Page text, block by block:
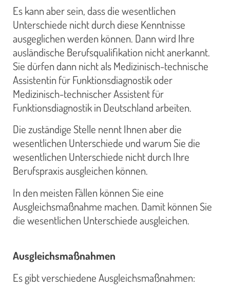
Es kann aber sein, dass die wesentlichen
Unterschiede nicht durch diese Kenntnisse
ausgeglichen werden können. Dann wird Ihre
ausländische Berufsqualifikation nicht anerkannt.
Sie dürfen dann nicht als Medizinisch-technische
Assistentin für Funktionsdiagnostik oder
Medizinisch-technischer Assistent für
Funktionsdiagnostik in Deutschland arbeiten.
Die zuständige Stelle nennt Ihnen aber die
wesentlichen Unterschiede und warum Sie die
wesentlichen Unterschiede nicht durch Ihre
Berufspraxis ausgleichen können.
In den meisten Fällen können Sie eine
Ausgleichsmaßnahme machen. Damit können Sie
die wesentlichen Unterschiede ausgleichen.
Ausgleichsmaßnahmen
Es gibt verschiedene Ausgleichsmaßnahmen: